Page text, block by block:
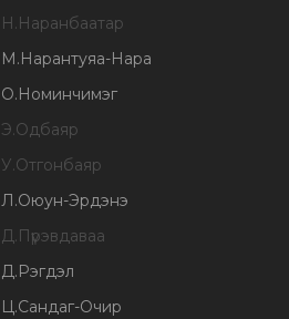
Н.Наранбаатар
М.Нарантуяа-Нара
О.Номинчимэг
Э.Одбаяр
У.Отгонбаяр
Л.Оюун-Эрдэнэ
Д.Пүрэвдаваа
Д.Рэгдэл
Ц.Сандаг-Очир